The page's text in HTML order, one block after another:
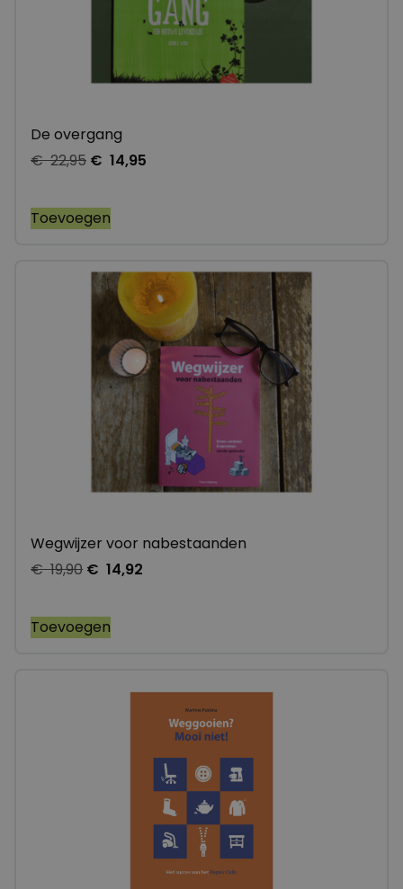
De overgang
€22,95 € 14,95
Toevoegen
Wegwijzer voor nabestaanden
€19,90 € 14,92
Toevoegen